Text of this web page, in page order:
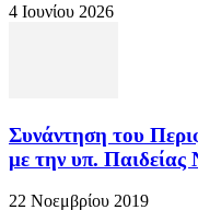
4 Ιουνίου 2026
Συνάντηση του
με την υπ. Παιδείας
22 Νοεμβρίου 2019